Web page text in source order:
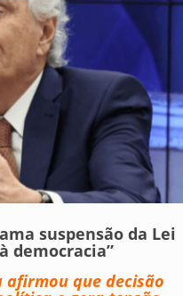
suspensão da Lei
democracia”
afirmou que decisão